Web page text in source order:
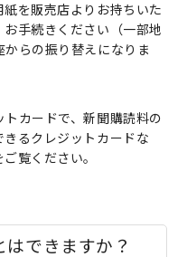
を販売店よりお持ちいた
手続きください（一部地
らの振り替えになりま
カードで、新聞購読料の
るクレジットカードな
覧ください。
できますか？